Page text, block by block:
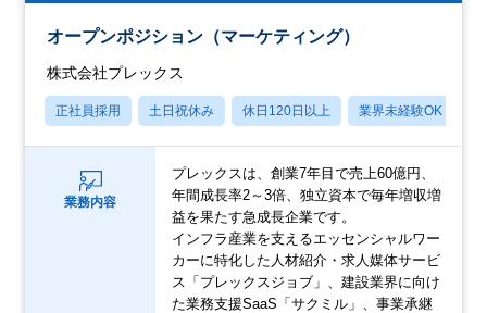
オープンポジション（マーケティング）
株式会社プレックス
正社員採用 土日祝休み 休日120日以上 業界未経験OK
業務内容
プレックスは、創業7年目で売上60億円、
年間成長率2～3倍、独立資本で毎年増収増
益を果たす急成長企業です。
インフラ産業を支えるエッセンシャルワー
カーに特化した人材紹介・求人媒体サービ
ス「プレックスジョブ」、建設業界に向け
た業務支援SaaS「サクミル」、事業承継